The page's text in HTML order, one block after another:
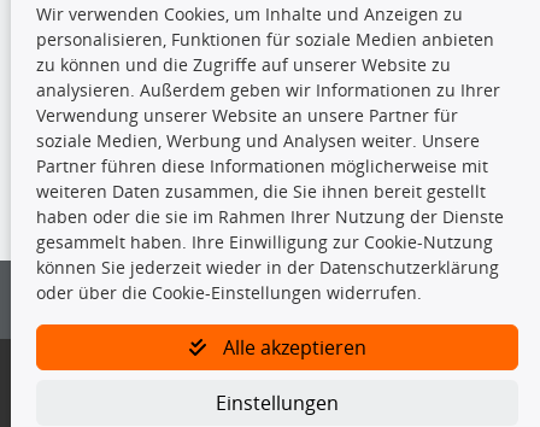
TecDoc Inside
Die hier angezeigten Daten insbesondere die gesamte Datenbank dürfen
nicht kopiert werden.
Es ist zu unterlassen, die Daten oder die gesamte Datenbank ohne
vorherige Zustimmung von TecDoc zu vervielfältigen, zu verbreiten
und/oder diese Handlungen durch Dritte ausführen zu lassen. Ein
Bitte prüfen Sie, ob das über unseren Onlineshop identifizierte Ersatzteil
Gegebenenfalls sind ergänzende Informationen notwendig, um
Wir verwenden Cookies, um Inhalte und Anzeigen zu
personalisieren, Funktionen für soziale Medien anbieten
zu können und die Zugriffe auf unserer Website zu
analysieren. Außerdem geben wir Informationen zu Ihrer
Verwendung unserer Website an unsere Partner für
soziale Medien, Werbung und Analysen weiter. Unsere
Partner führen diese Informationen möglicherweise mit
weiteren Daten zusammen, die Sie ihnen bereit gestellt
haben oder die sie im Rahmen Ihrer Nutzung der Dienste
gesammelt haben. Ihre Einwilligung zur Cookie-Nutzung
können Sie jederzeit wieder in der Datenschutzerklärung
oder über die Cookie-Einstellungen widerrufen.
Alle akzeptieren
Einstellungen